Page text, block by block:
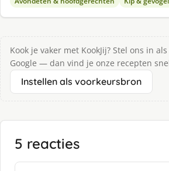
Kook je vaker met KookJij? Stel ons in
Google — dan vind je onze recepten
Instellen als voorkeursbron
5 reacties